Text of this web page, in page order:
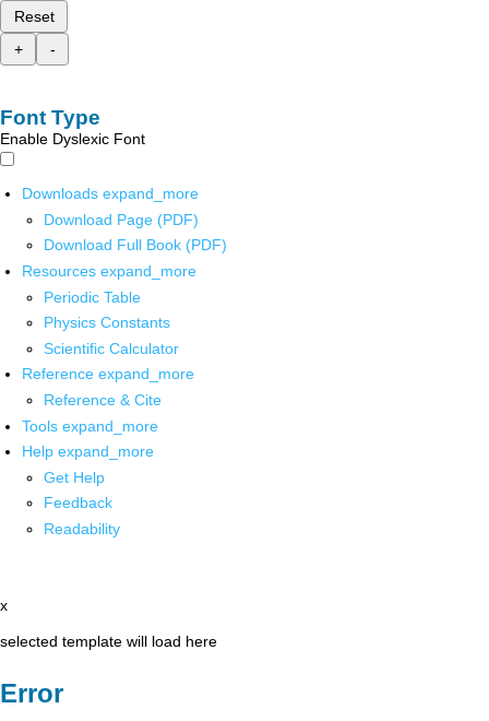
Reset
+
-
Font Type
Enable Dyslexic Font
Downloads expand_more
Download Page (PDF)
Download Full Book (PDF)
Resources expand_more
Periodic Table
Physics Constants
Scientific Calculator
Reference expand_more
Reference & Cite
Tools expand_more
Help expand_more
Get Help
Feedback
Readability
x
selected template will load here
Error